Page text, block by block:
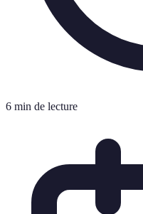
6 min de lecture